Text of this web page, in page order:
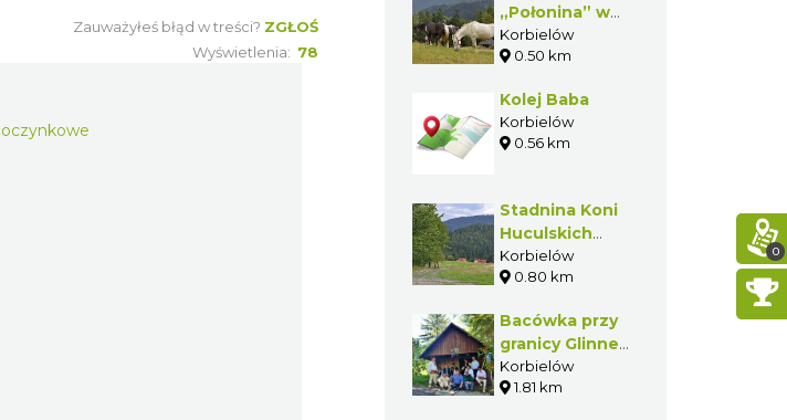
Zauważyłeś błąd w treści? ZGŁOŚ
Wyświetlenia: 78
„Połonina” w
Korbielowie
Korbielów
0.50 km
Kolej Baba
Korbielów
0.56 km
Stadnina Koni
Huculskich
Fero w
Korbielowie
Korbielów
0.80 km
Bacówka przy
granicy Glinne
809 m n.p.m. w
Korbielowie
Korbielów
1.81 km
0